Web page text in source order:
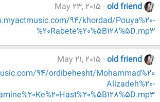
old friend
May 23, 2015
94/khordad/Pouya%20-
%20Rabete%20%5B128%5D.mp3
old friend
May 21, 2015
94/ordibehesht/Mohammad%20
Alizadeh%20-